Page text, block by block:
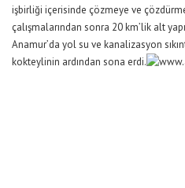
işbirliği içerisinde çözmeye ve
çalışmalarından sonra 20 km’lik alt
Anamur’da yol su ve kanalizasyon
kokteylinin ardından sona erdi.